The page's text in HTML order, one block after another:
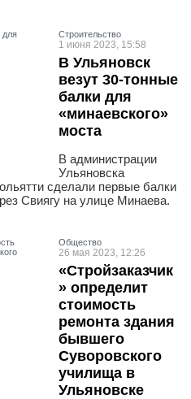
Строительство
1 июня 2023, 15:58
В Ульяновск
везут 30-тонные
балки для
«минаевского»
моста
В администрации
Ульяновска
сделали первые балки
Свиягу на улице Минаева.
Общество
26 мая 2023, 12:26
«Стройзаказчик
» определит
стоимость
ремонта здания
бывшего
Суворовского
училища в
Ульяновске